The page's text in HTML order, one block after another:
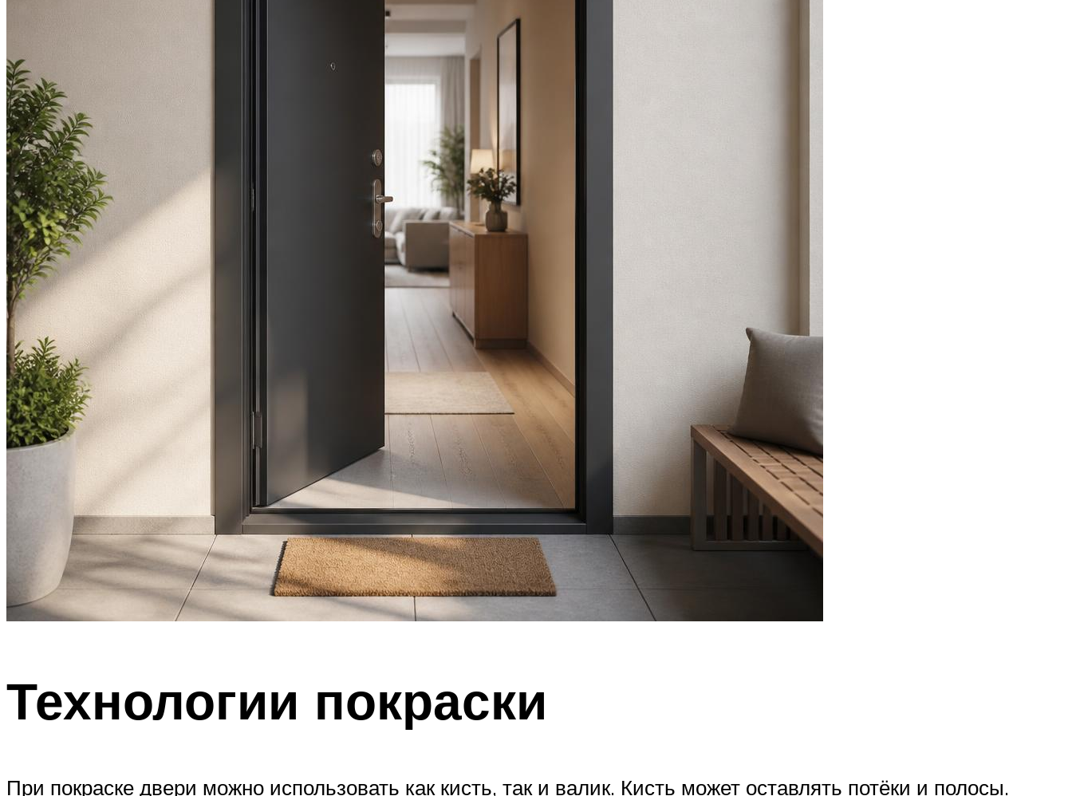
Технологии покраски
При покраске двери можно использовать как кисть, так и валик. Кисть может оставлять потёки и полосы.